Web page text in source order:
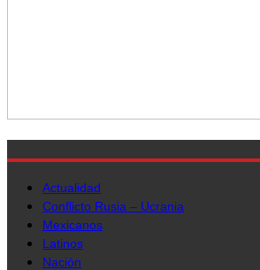
Actualidad
Conflicto Rusia – Ucrania
Mexicanos
Latinos
Nación